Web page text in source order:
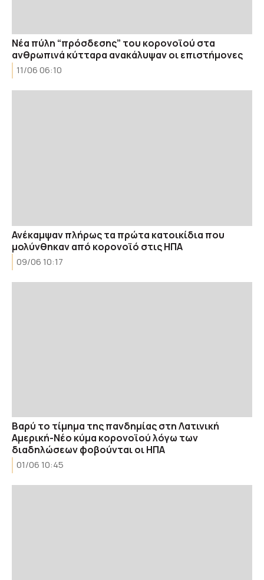
Νέα πύλη “πρόσδεσης” του κορονοϊού στα
ανθρωπινά κύτταρα ανακάλυψαν οι επιστήμονες
11/06 06:10
Ανέκαμψαν πλήρως τα πρώτα κατοικίδια που
μολύνθηκαν από κορονοϊό στις ΗΠΑ
09/06 10:17
Βαρύ το τίμημα της πανδημίας στη Λατινική
Αμερική-Νέο κύμα κορονοϊού λόγω των
διαδηλώσεων φοβούνται οι ΗΠΑ
01/06 10:45